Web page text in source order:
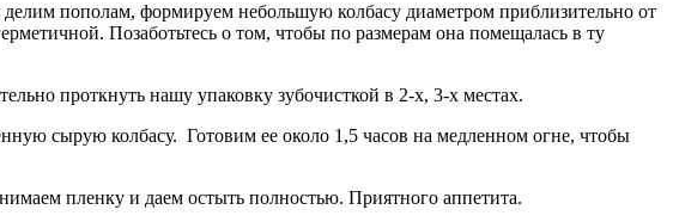
пополам, формируем небольшую колбасу диаметром приблизительно от
Позаботьтесь о том, чтобы по размерам она помещалась в ту
проткнуть нашу упаковку зубочисткой в 2-х, 3-х местах.
сырую колбасу. Готовим ее около 1,5 часов на медленном огне, чтобы
пленку и даем остыть полностью. Приятного аппетита.